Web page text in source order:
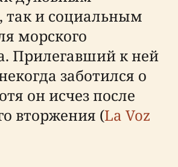
и социальным
морского
Прилегавший к ней
заботился о
он исчез после
вторжения (La Voz